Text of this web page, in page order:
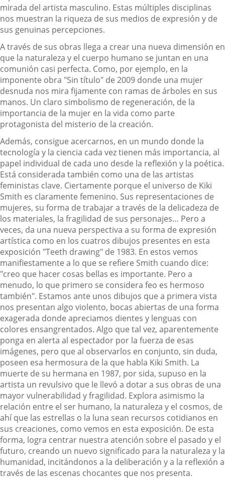
mirada del artista masculino. Estas múltiples disciplinas
nos muestran la riqueza de sus medios de expresión y de
sus genuinas percepciones.
A través de sus obras llega a crear una nueva dimensión en
que la naturaleza y el cuerpo humano se juntan en una
comunión casi perfecta. Como, por ejemplo, en la
imponente obra "Sin título" de 2009 donde una mujer
desnuda nos mira fijamente con ramas de árboles en sus
manos. Un claro simbolismo de regeneración, de la
importancia de la mujer en la vida como parte
protagonista del misterio de la creación.
Además, consigue acercarnos, en un mundo donde la
tecnología y la ciencia cada vez tienen más importancia, al
papel individual de cada uno desde la reflexión y la poética.
Está considerada también como una de las artistas
feministas clave. Ciertamente porque el universo de Kiki
Smith es claramente femenino. Sus representaciones de
mujeres, su forma de trabajar a través de la delicadeza de
los materiales, la fragilidad de sus personajes… Pero a
veces, da una nueva perspectiva a su forma de expresión
artística como en los cuatros dibujos presentes en esta
exposición "Teeth drawing" de 1983. En estos vemos
manifiestamente a lo que se refiere Smith cuando dice:
"creo que hacer cosas bellas es importante. Pero a
menudo, lo que primero se considera feo es hermoso
también". Estamos ante unos dibujos que a primera vista
nos presentan algo violento, bocas abiertas de una forma
exagerada donde apreciamos dientes y lenguas con
colores ensangrentados. Algo que tal vez, aparentemente
ponga en alerta al espectador por la fuerza de esas
imágenes, pero que al observarlos en conjunto, sin duda,
poseen esa hermosura de la que habla Kiki Smith. La
muerte de su hermana en 1987, por sida, supuso en la
artista un revulsivo que le llevó a dotar a sus obras de una
mayor vulnerabilidad y fragilidad. Explora asimismo la
relación entre el ser humano, la naturaleza y el cosmos, de
ahí que las estrellas o la luna sean recursos cotidianos en
sus creaciones, como vemos en esta exposición. De esta
forma, logra centrar nuestra atención sobre el pasado y el
futuro, creando un nuevo significado para la naturaleza y la
humanidad, incitándonos a la deliberación y a la reflexión a
través de las escenas chocantes que nos presenta.